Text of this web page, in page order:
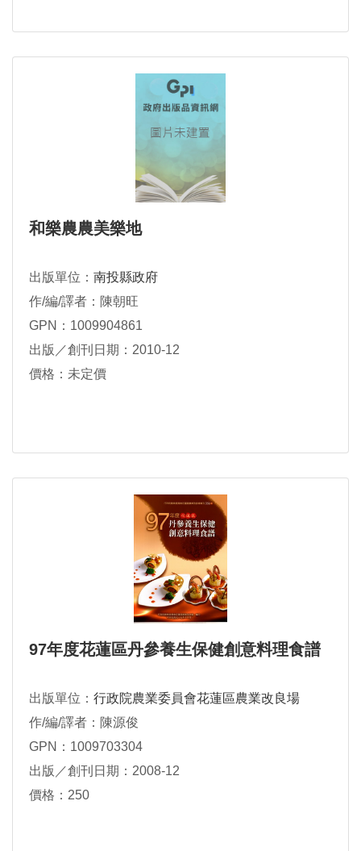
和樂農農美樂地
出版單位： 南投縣政府
作/編/譯者：陳朝旺
GPN：1009904861
出版／創刊日期：2010-12
價格：未定價
97年度花蓮區丹參養生保健創意料理食譜
出版單位： 行政院農業委員會花蓮區農業改良場
作/編/譯者：陳源俊
GPN：1009703304
出版／創刊日期：2008-12
價格：250